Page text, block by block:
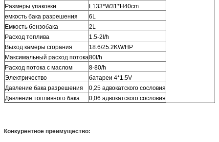
Размеры упаковки
L133*W31*H40cm
емкость бака разрешения
6L
Емкость бензобака
2L
Расход топлива
1.5-2l/h
Выход камеры сгорания
18.6/25.2KW/HP
Максимальный расход потока80l/h
Расход потока с маслом
8-80/h
Электричество
батареи 4*1.5V
Давление бака разрешения
0,25 адвокатского сословия
Давление топливного бака
0,06 адвокатского сословия
Конкурентное преимущество: